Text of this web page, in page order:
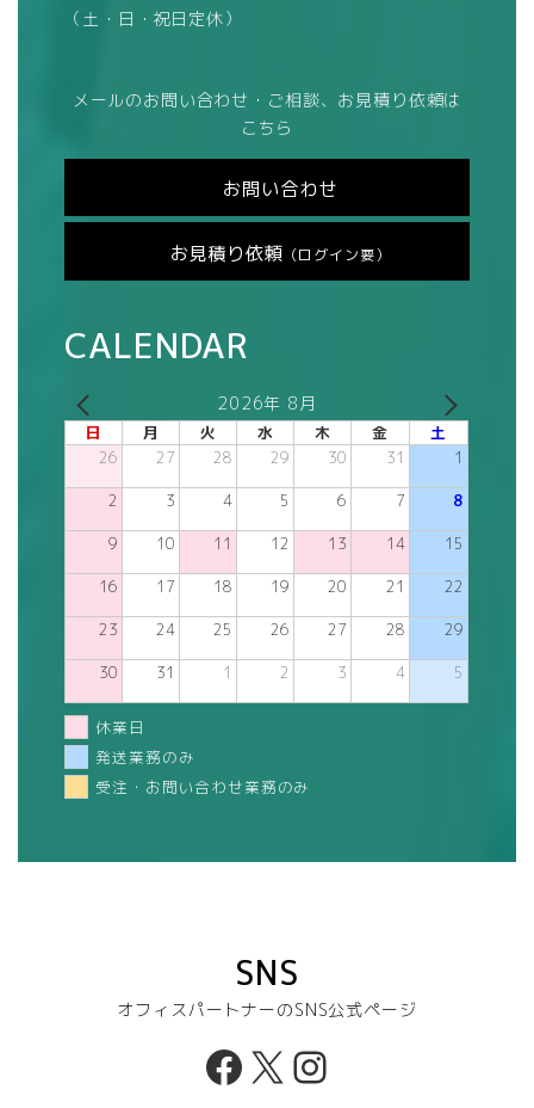
（土・日・祝日定休）
メールのお問い合わせ・ご相談、お見積り依頼は
こちら
お問い合わせ
お見積り依頼 （ログイン要）
CALENDAR
2026年 8月
日 月 火 水 木 金 土
26 27 28 29 30 31 1
2 3 4 5 6 7 8
9 10 11 12 13 14 15
16 17 18 19 20 21 22
23 24 25 26 27 28 29
30 31 1 2 3 4 5
休業日
発送業務のみ
受注・お問い合わせ業務のみ
SNS
オフィスパートナーのSNS公式ページ
Facebook
X Instagram